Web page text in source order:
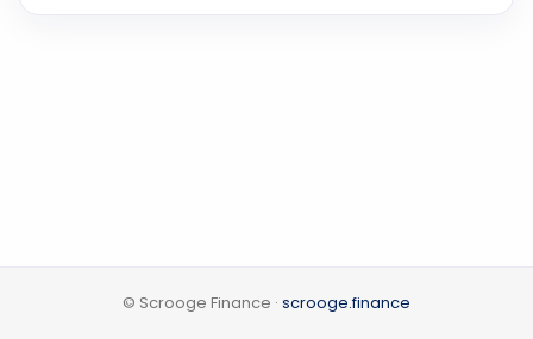
© Scrooge Finance · scrooge.finance